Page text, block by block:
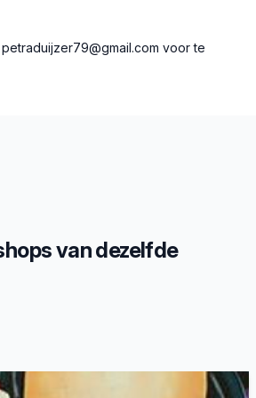
voor te
van dezelfde